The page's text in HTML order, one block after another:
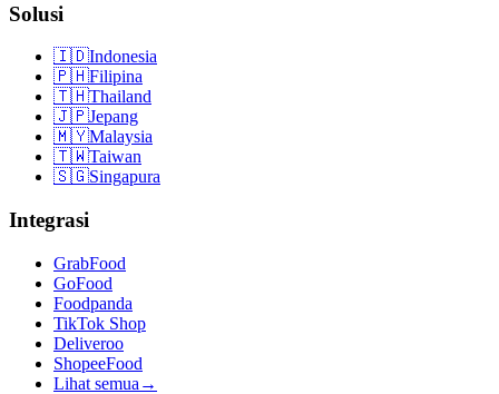
Solusi
🇮🇩Indonesia
🇵🇭Filipina
🇹🇭Thailand
🇯🇵Jepang
🇲🇾Malaysia
🇹🇼Taiwan
🇸🇬Singapura
Integrasi
GrabFood
GoFood
Foodpanda
TikTok Shop
Deliveroo
ShopeeFood
Lihat semua →